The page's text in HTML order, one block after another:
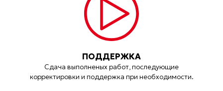
ПОДДЕРЖКА
Сдача выполненых работ, последующие
корректировки и поддержка при необходимости.